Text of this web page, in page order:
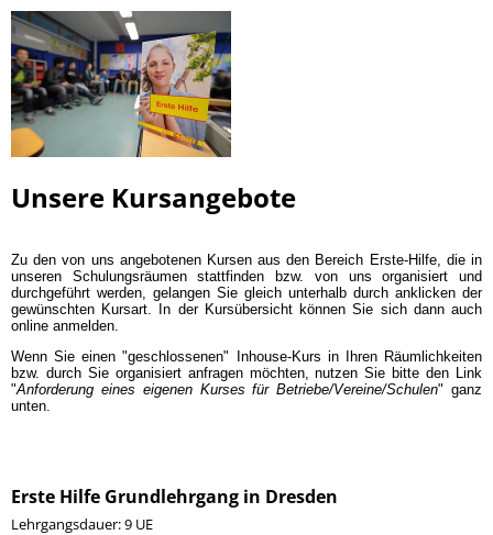
Unsere Kursangebote
Zu den von uns angebotenen Kursen aus den Bereich Erste-Hilfe, die in
unseren Schulungsräumen stattfinden bzw. von uns organisiert und
durchgeführt werden, gelangen Sie gleich unterhalb durch anklicken der
gewünschten Kursart. In der Kursübersicht können Sie sich dann auch
online anmelden.
Wenn Sie einen "geschlossenen" Inhouse-Kurs in Ihren Räumlichkeiten
bzw. durch Sie organisiert anfragen möchten, nutzen Sie bitte den Link
"Anforderung eines eigenen Kurses für Betriebe/Vereine/Schulen" ganz
unten.
Erste Hilfe Grundlehrgang in Dresden
Lehrgangsdauer: 9 UE